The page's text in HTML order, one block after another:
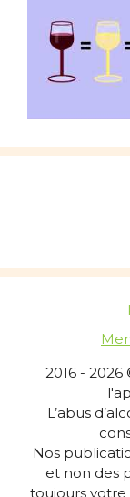
2016 -
L’abus
Nos
et non des
toujours